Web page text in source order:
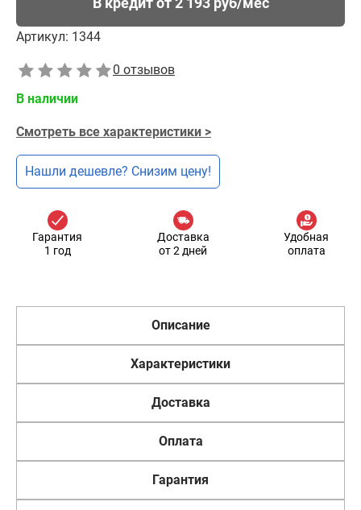
Артикул: 1344
0 отзывов
В наличии
Смотреть все характеристики >
Нашли дешевле? Снизим цену!
Гарантия
1 год
Доставка
от 2 дней
Удобная
оплата
Описание
Характеристики
Доставка
Оплата
Гарантия